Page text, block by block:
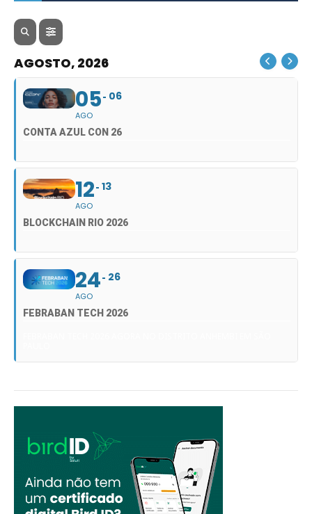
AGOSTO, 2026
05
AGO
06
CONTA AZUL CON 26
12
AGO
13
BLOCKCHAIN RIO 2026
24
AGO
26
FEBRABAN TECH 2026